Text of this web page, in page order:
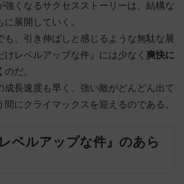
強くなるサクセスストーリーは、結構な
展開していく。
も、引き伸ばしと感じるような無駄な展
けレベルアップな件』には少なく 爽快に
のだ。
成長速度も早く、強い敵がどんどん出て
間にクライマックスを迎えるのである。
レベルアップな件』のあら